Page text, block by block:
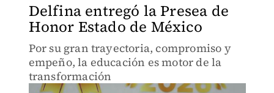
Delfina entregó la Presea de
Honor Estado de México
Por su gran trayectoria, compromiso y
empeño, la educación es motor de la
transformación